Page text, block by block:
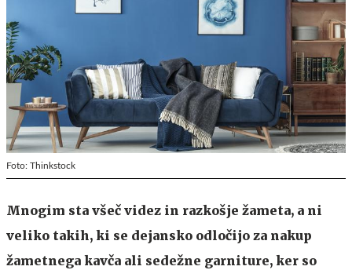
Foto: Thinkstock
Mnogim sta všeč videz in razkošje žameta, a ni
veliko takih, ki se dejansko odločijo za nakup
žametnega kavča ali sedežne garniture, ker so